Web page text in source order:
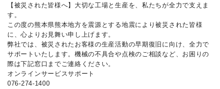
【被災された皆様へ】大切な工場と生産を、私たちが全力で支えま
す。
この度の熊本県熊本地方を震源とする地震により被災された皆様
に、心よりお見舞い申し上げます。
弊社では、被災されたお客様の生産活動の早期復旧に向け、全力で
サポートいたします。機械の不具合や点検のご相談など、お困りの
際は下記窓口までご連絡ください。
オンラインサービスサポート
076-274-1400